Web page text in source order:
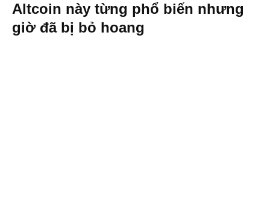
Altcoin này từng phổ biến nhưng
giờ đã bị bỏ hoang